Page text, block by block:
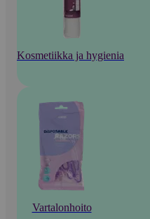
Kosmetiikka ja hygienia
Vartalonhoito